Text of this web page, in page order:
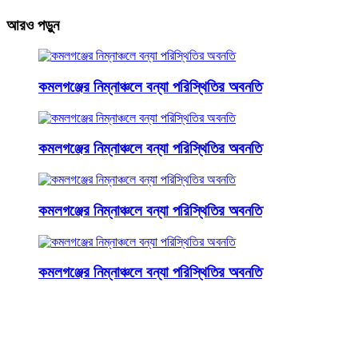
আরও পড়ুন
কমলগঞ্জের নিম্নাঞ্চলে বন্যা পরিস্থিতির অবনতি
কমলগঞ্জের নিম্নাঞ্চলে বন্যা পরিস্থিতির অবনতি
কমলগঞ্জের নিম্নাঞ্চলে বন্যা পরিস্থিতির অবনতি
কমলগঞ্জের নিম্নাঞ্চলে বন্যা পরিস্থিতির অবনতি